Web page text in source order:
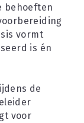
behoeften
vormt
is én
de
voor